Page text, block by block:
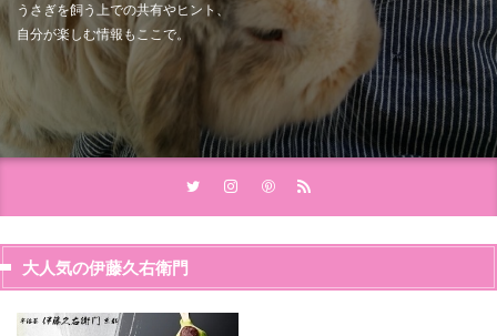
うさぎを飼う上での共有やヒント、
自分が楽しむ情報もここで。
大人気の伊藤久右衛門